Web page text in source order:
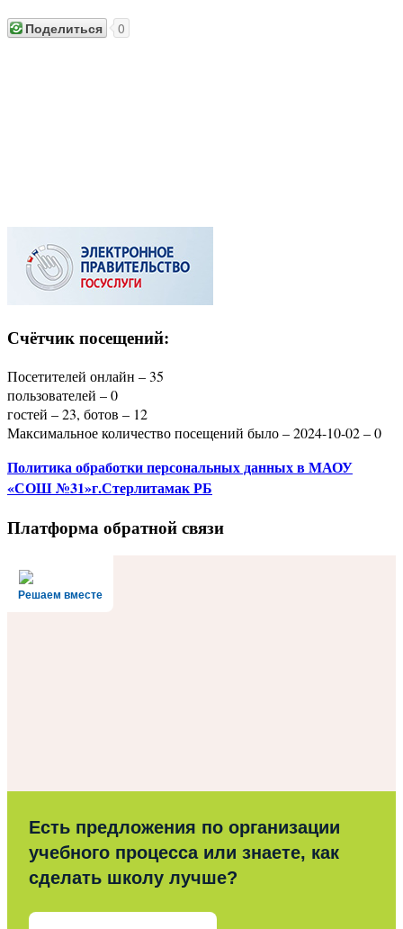
Поделиться 0
Счётчик посещений:
Посетителей онлайн – 35
пользователей – 0
гостей – 23, ботов – 12
Максимальное количество посещений было – 2024-10-02 – 0
Политикаобработки персональных данныхв МАОУ
«СОШ №31»г.Стерлитамак РБ
Платформа обратной связи
Решаем вместе
Есть предложения по организации
учебного процесса или знаете, как
сделать школу лучше?